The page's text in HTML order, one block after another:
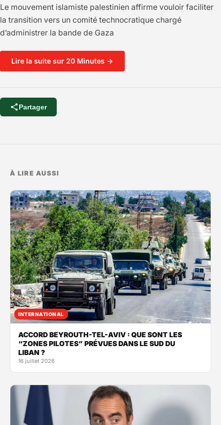
Le mouvement islamiste palestinien affirme vouloir faciliter
la transition vers un comité technocratique chargé
d’administrer la bande de Gaza
Lire la suite sur 20 Minutes →
Partager
À LIRE AUSSI
INTERNATIONAL
ACCORD BEYROUTH-TEL-AVIV : QUE SONT LES
“ZONES PILOTES” PRÉVUES DANS LE SUD DU
LIBAN ?
16 juillet 2026